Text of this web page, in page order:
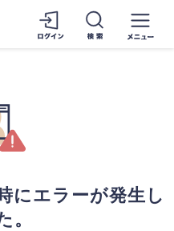
にエラーが発生し
。